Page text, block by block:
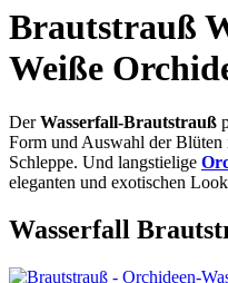
Brautstrauß
Weiße
DerWasserfall-Brautstrauß
Form und Auswahl der
Schleppe. Und langstielige
eleganten und exotischen
Wasserfall